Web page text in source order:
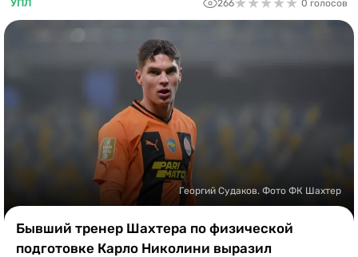
ЛЧ
Казино
УПЛ
266
0 голосов
Георгий Судаков. Фото ФК Шахтер
Бывший тренер Шахтера по физической
подготовке Карло Николини выразил